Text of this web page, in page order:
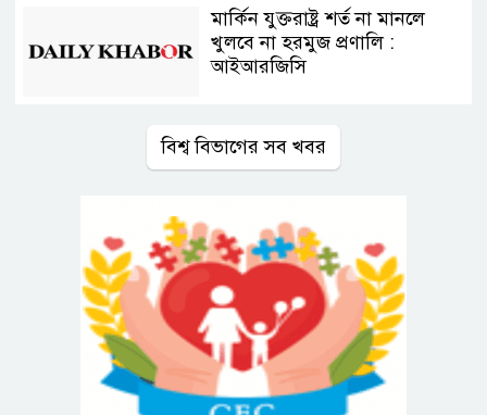
মার্কিন যুক্তরাষ্ট্র শর্ত না মানলে
খুলবে না হরমুজ প্রণালি :
আইআরজিসি
বিশ্ব বিভাগের সব খবর